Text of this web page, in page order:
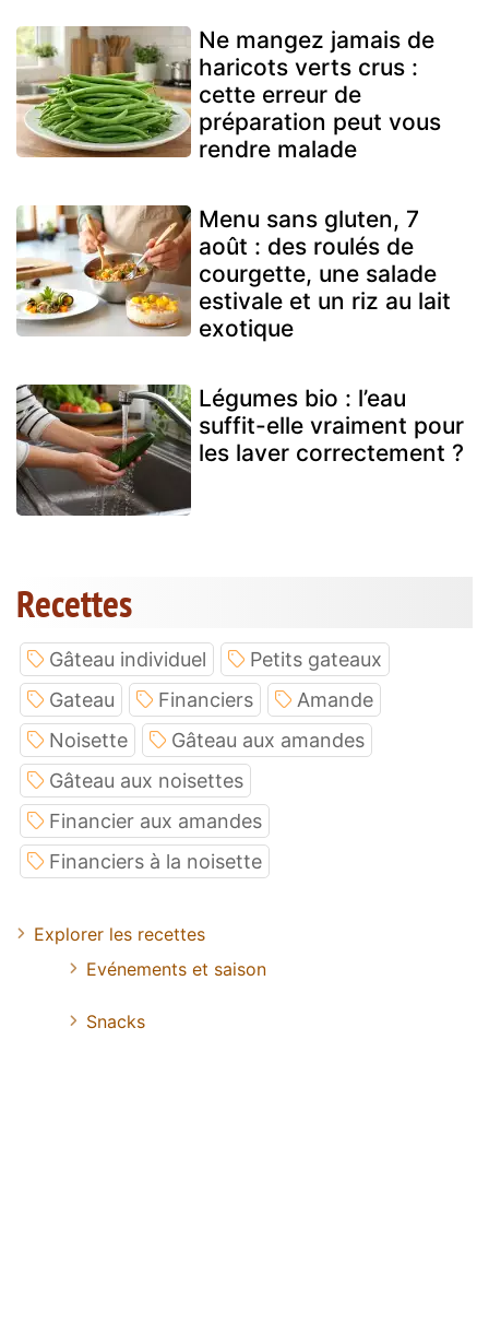
Ne mangez jamais de
haricots verts crus :
cette erreur de
préparation peut vous
rendre malade
Menu sans gluten, 7
août : des roulés de
courgette, une salade
estivale et un riz au lait
exotique
Légumes bio : l’eau
suffit-elle vraiment pour
les laver correctement ?
Recettes
Gâteau individuel
Petits gateaux
Gateau
Financiers
Amande
Noisette
Gâteau aux amandes
Gâteau aux noisettes
Financier aux amandes
Financiers à la noisette
Explorer les recettes
Evénements et saison
Snacks